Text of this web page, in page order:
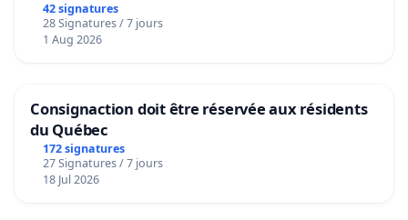
42 signatures
28 Signatures / 7 jours
1 Aug 2026
Consignaction doit être réservée aux résidents
du Québec
172 signatures
27 Signatures / 7 jours
18 Jul 2026